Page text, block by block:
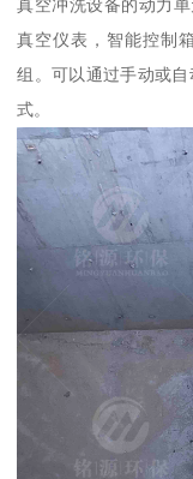
真空冲洗设备的动力
真空仪表，智能控制
组。可以通过手动或
式。